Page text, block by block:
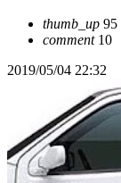
thumb_up 95
comment10
2019/05/04 22:32